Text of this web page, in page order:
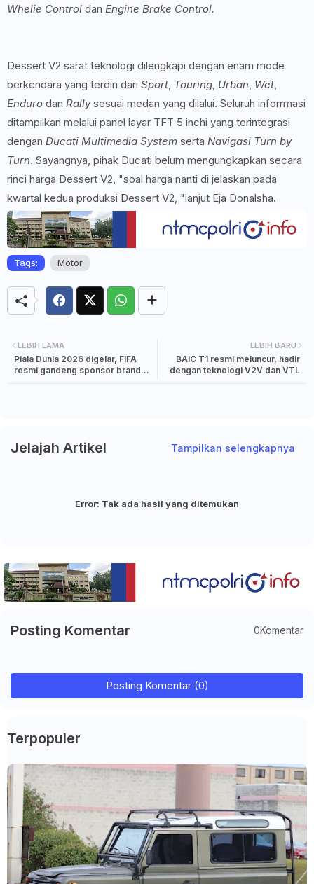
Whelie Control dan Engine Brake Control.
Dessert V2 sarat teknologi dilengkapi dengan enam mode
berkendara yang terdiri dari Sport, Touring, Urban, Wet,
Enduro dan Rallysesuai medan yang dilalui. Seluruh inforrmasi
ditampilkan melalui panel layar TFT 5 inchi yang terintegrasi
dengan Ducati Multimedia System serta Navigasi Turn by
Turn. Sayangnya, pihak Ducati belum mengungkapkan secara
rinci harga Dessert V2, "soal harga nanti di jelaskan pada
kwartal kedua produksi Dessert V2, "lanjut Eja Donalsha.
Tags: Motor
LEBIH BARU
BAIC T1 resmi meluncur, hadir
dengan teknologi V2V dan VTL
LEBIH LAMA
Piala Dunia 2026 digelar, FIFA
resmi gandeng sponsor brand
Jelajah Artikel Tampilkan selengkapnya
Error: Tak ada hasil yang ditemukan
Posting Komentar 0Komentar
Posting Komentar (0)
Terpopuler